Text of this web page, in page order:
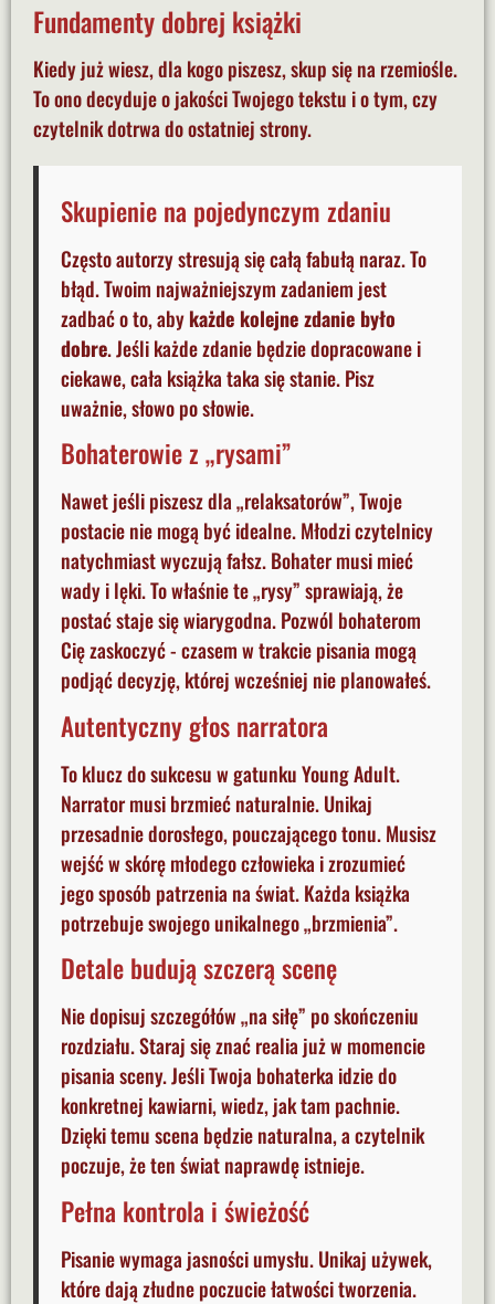
Fundamenty dobrej książki
Kiedy już wiesz, dla kogo piszesz, skup się na rzemiośle.
To ono decyduje o jakości Twojego tekstu i o tym, czy
czytelnik dotrwa do ostatniej strony.
Skupienie na pojedynczym zdaniu
Często autorzy stresują się całą fabułą naraz. To
błąd. Twoim najważniejszym zadaniem jest
zadbać o to, abykażde kolejne zdanie było
dobre. Jeśli każde zdanie będzie dopracowane i
ciekawe, cała książka taka się stanie. Pisz
uważnie, słowo po słowie.
Bohaterowie z „rysami”
Nawet jeśli piszesz dla „relaksatorów”, Twoje
postacie nie mogą być idealne. Młodzi czytelnicy
natychmiast wyczują fałsz. Bohater musi mieć
wady i lęki. To właśnie te „rysy” sprawiają, że
postać staje się wiarygodna. Pozwól bohaterom
Cię zaskoczyć - czasem w trakcie pisania mogą
podjąć decyzję, której wcześniej nie planowałeś.
Autentyczny głos narratora
To klucz do sukcesu w gatunku Young Adult.
Narrator musi brzmieć naturalnie. Unikaj
przesadnie dorosłego, pouczającego tonu. Musisz
wejść w skórę młodego człowieka i zrozumieć
jego sposób patrzenia na świat. Każda książka
potrzebuje swojego unikalnego „brzmienia”.
Detale budują szczerą scenę
Nie dopisuj szczegółów „na siłę” po skończeniu
rozdziału. Staraj się znać realia już w momencie
pisania sceny. Jeśli Twoja bohaterka idzie do
konkretnej kawiarni, wiedz, jak tam pachnie.
Dzięki temu scena będzie naturalna, a czytelnik
poczuje, że ten świat naprawdę istnieje.
Pełna kontrola i świeżość
Pisanie wymaga jasności umysłu. Unikaj używek,
które dają złudne poczucie łatwości tworzenia.